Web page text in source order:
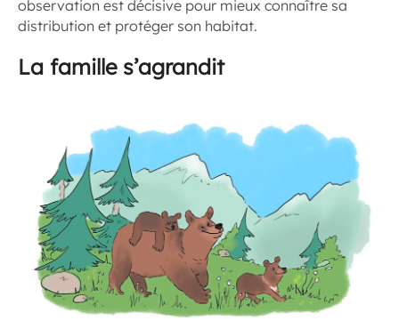
observation est décisive pour mieux connaître sa
distribution et protéger son habitat.
La famille s’agrandit